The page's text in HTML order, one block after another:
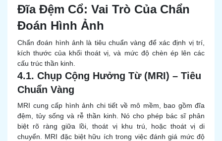
Đĩa Đệm Cổ: Vai Trò Của Chẩn
Đoán Hình Ảnh
Chẩn đoán hình ảnh là tiêu chuẩn vàng để xác định vị trí,
kích thước của khối thoát vị, và mức độ chèn ép lên các
cấu trúc thần kinh.
4.1. Chụp Cộng Hưởng Từ (MRI) – Tiêu
Chuẩn Vàng
MRI cung cấp hình ảnh chi tiết về mô mềm, bao gồm đĩa
đệm, tủy sống và rễ thần kinh. Nó cho phép bác sĩ phân
biệt rõ ràng giữa lồi, thoát vị khu trú, hoặc thoát vị di
chuyển. MRI đặc biệt hữu ích trong việc đánh giá mức độ